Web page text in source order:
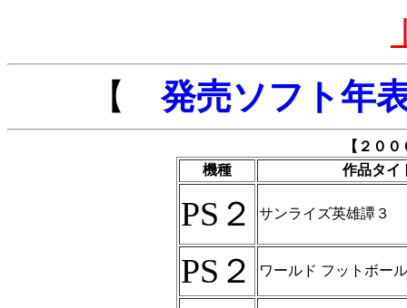
【発売ソフト年
【２０
機種
作品タイ
PS２ サンライズ英雄譚３
PS２ ワールド フットボー